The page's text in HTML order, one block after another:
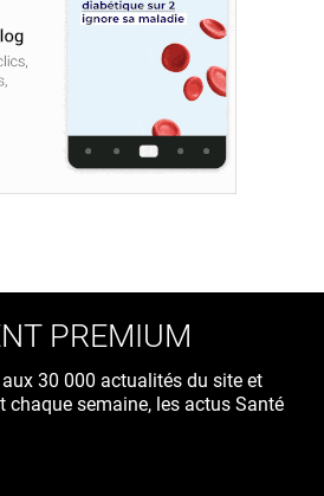
PREMIUM
30 000 actualités du site et
chaque semaine, les actus Santé